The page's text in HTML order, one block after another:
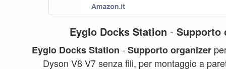
Eyglo Docks Station -Supporto
Eyglo Docks Station - Supporto organizer
Dyson V8 V7 senza fili, per montaggio a